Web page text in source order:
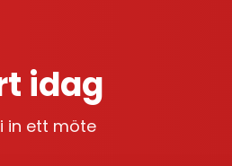
idag
in ett möte